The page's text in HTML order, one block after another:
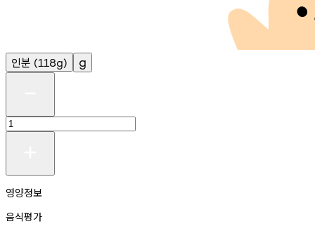
인분 (118g) g
영양정보
음식평가